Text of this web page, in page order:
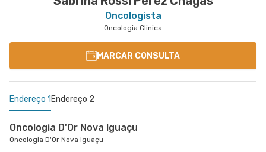
Oncologista
Oncologia Clinica
MARCAR CONSULTA
Endereço 1 Endereço 2
Oncologia D'Or Nova Iguaçu
Oncologia D'Or Nova Iguaçu